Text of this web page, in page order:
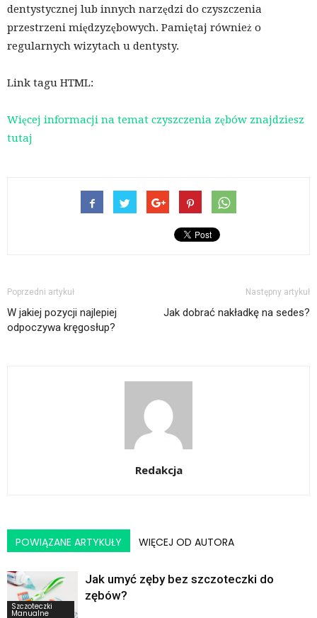
dentystycznej lub innych narzędzi do czyszczenia
przestrzeni międzyzębowych. Pamiętaj również o
regularnych wizytach u dentysty.
Link tagu HTML:
Więcej informacji na temat czyszczenia zębów znajdziesz
tutaj
Poprzedni artykuł
W jakiej pozycji najlepiej
odpoczywa kręgosłup?
Następny artykuł
Jak dobrać nakładkę na sedes?
Redakcja
POWIĄZANE ARTYKUŁY WIĘCEJ OD AUTORA
Szczoteczki
Manualne
Jak umyć zęby bez szczoteczki do
zębów?